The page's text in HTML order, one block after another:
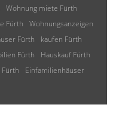
Wohnung miete Fürth
Fürth
Wohnungsanzeigen
Fürth
kaufen Fürth
Fürth
Hauskauf Fürth
Einfamilienhäuser